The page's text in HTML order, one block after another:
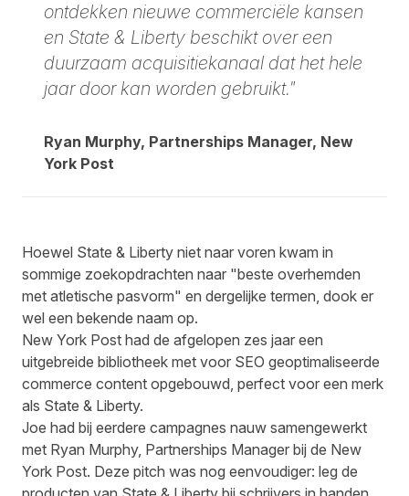
ontdekken nieuwe commerciële kansen
en State & Liberty beschikt over een
duurzaam acquisitiekanaal dat het hele
jaar door kan worden gebruikt."
Ryan Murphy, Partnerships Manager, New
York Post
Hoewel State & Liberty niet naar voren kwam in
sommige zoekopdrachten naar "beste overhemden
met atletische pasvorm" en dergelijke termen, dook er
wel een bekende naam op.
New York Post had de afgelopen zes jaar een
uitgebreide bibliotheek met voor SEO geoptimaliseerde
commerce content opgebouwd, perfect voor een merk
als State & Liberty.
Joe had bij eerdere campagnes nauw samengewerkt
met Ryan Murphy, Partnerships Manager bij de New
York Post. Deze pitch was nog eenvoudiger: leg de